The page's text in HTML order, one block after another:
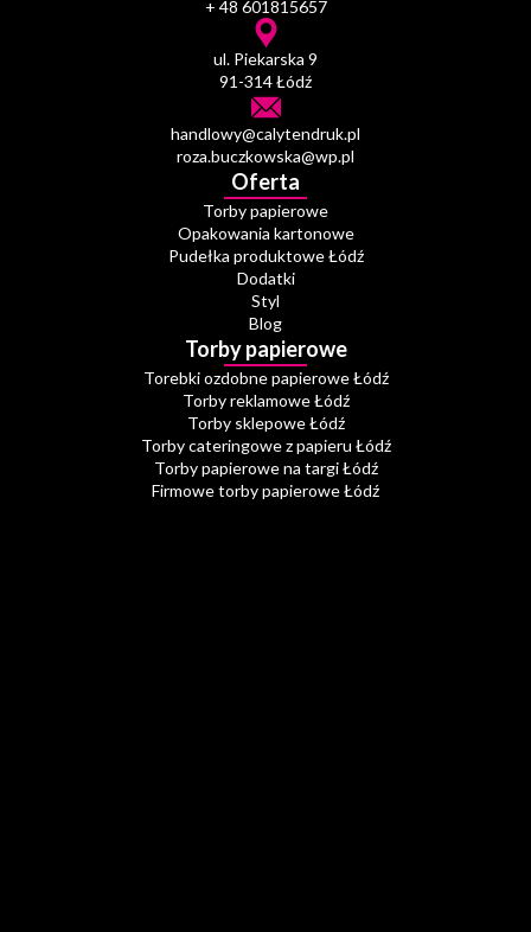
+ 48 601815657
ul. Piekarska 9
91-314 Łódź
handlowy@calytendruk.pl
roza.buczkowska@wp.pl
Oferta
Torby papierowe
Opakowania kartonowe
Pudełka produktowe Łódź
Dodatki
Styl
Blog
Torby papierowe
Torebki ozdobne papierowe Łódź
Torby reklamowe Łódź
Torby sklepowe Łódź
Torby cateringowe z papieru Łódź
Torby papierowe na targi Łódź
Firmowe torby papierowe Łódź